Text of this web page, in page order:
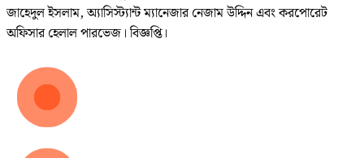
জাহেদুল ইসলাম, অ্যাসিস্ট্যান্ট ম্যানেজার নেজাম উদ্দিন এবং করপোরেট
অফিসার হেলাল পারভেজ। বিজ্ঞপ্তি।